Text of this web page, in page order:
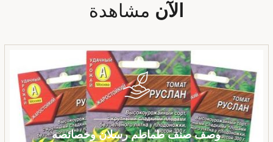
الآن مشاهدة
وصف صنف طماطم رسلان وخصائصه